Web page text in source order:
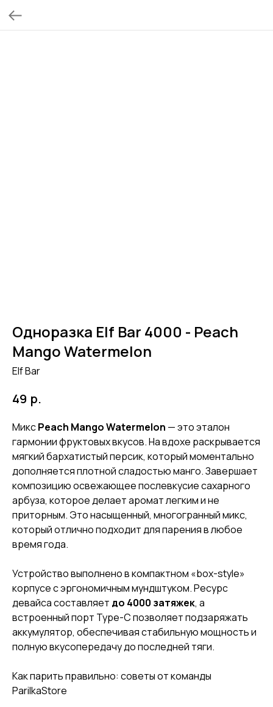
Одноразка Elf Bar 4000 - Peach
Mango Watermelon
Elf Bar
49 р.
МиксPeach Mango Watermelon — это эталон
гармонии фруктовых вкусов. На вдохе раскрывается
мягкий бархатистый персик, который моментально
дополняется плотной сладостью манго. Завершает
композицию освежающее послевкусие сахарного
арбуза, которое делает аромат легким и не
приторным. Это насыщенный, многогранный микс,
который отлично подходит для парения в любое
время года.
Устройство выполнено в компактном «box-style»
корпусе с эргономичным мундштуком. Ресурс
девайса составляет до 4000 затяжек, а
встроенный порт Type-C позволяет подзаряжать
аккумулятор, обеспечивая стабильную мощность и
полную вкусопередачу до последней тяги.
Как парить правильно: советы от команды
ParilkaStore